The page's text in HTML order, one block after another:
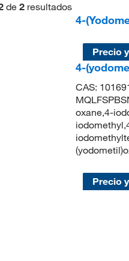
de 2 resultados
4-
Precio
4-
CAS:
oxane,4-
Precio